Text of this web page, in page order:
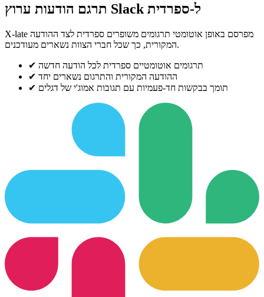
תרגם הודעות ערוץ Slack ל-ספרדית
X-late מפרסם באופן אוטומטי תרגומים משופרים ספרדית לצד ההודעה
המקורית, כך שכל חברי הצוות נשארים מעודכנים.
✔ תרגומים אוטומטיים ספרדית לכל הודעה חדשה
✔ ההודעה המקורית והתרגום נשארים יחד
✔ תומך בבקשות חד-פעמיות עם תגובות אמוג'י של דגלים